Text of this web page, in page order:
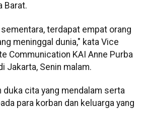
Barat.
terdapat empat orang
meninggal dunia," kata Vice
Communication KAI Anne Purba
Jakarta, Senin malam.
duka cita yang mendalam serta
para korban dan keluarga yang